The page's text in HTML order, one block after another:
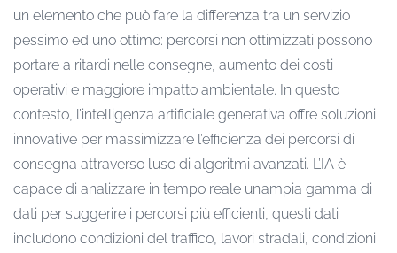
un elemento che può fare la differenza tra un servizio
pessimo ed uno ottimo: percorsi non ottimizzati possono
portare a ritardi nelle consegne, aumento dei costi
operativi e maggiore impatto ambientale. In questo
contesto, l’intelligenza artificiale generativa offre soluzioni
innovative per massimizzare l’efficienza dei percorsi di
consegna attraverso l’uso di algoritmi avanzati. L’IA è
capace di analizzare in tempo reale un’ampia gamma di
dati per suggerire i percorsi più efficienti, questi dati
includono condizioni del traffico, lavori stradali, condizioni